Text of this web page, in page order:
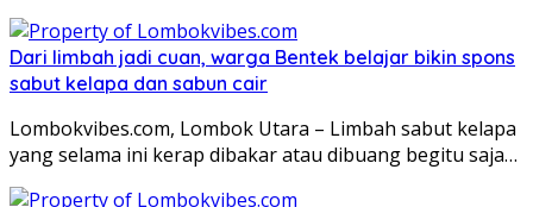
Dari limbah jadi cuan, warga Bentek belajar bikin spons
sabut kelapa dan sabun cair
Lombokvibes.com, Lombok Utara – Limbah sabut kelapa
yang selama ini kerap dibakar atau dibuang begitu saja…